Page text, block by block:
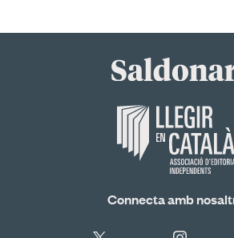
Connecta amb